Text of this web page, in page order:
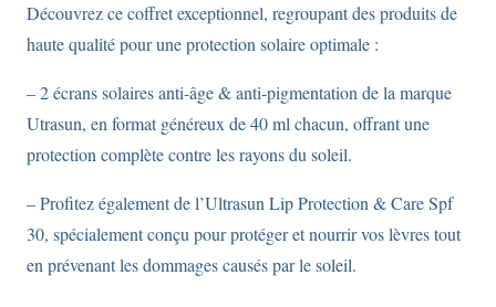
anti-
pigmentation
pour
le
visage,
qu'une
protection
labiale
Découvrez ce coffret exceptionnel, regroupant des produits de
haute qualité pour une protection solaire optimale :
– 2 écrans solaires anti-âge & anti-pigmentation de la marque
Utrasun, en format généreux de 40 ml chacun, offrant une
protection complète contre les rayons du soleil.
– Profitez également de l’Ultrasun Lip Protection & Care Spf
30, spécialement conçu pour protéger et nourrir vos lèvres tout
en prévenant les dommages causés par le soleil.